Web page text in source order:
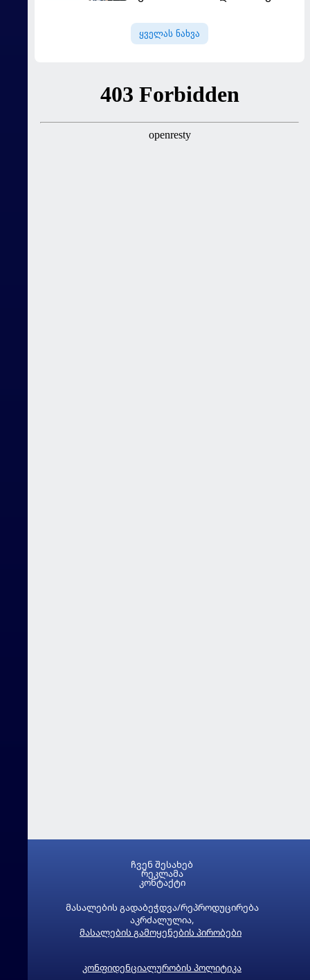
ყველას ნახვა
მასალების გადაბეჭდვა/რეპროდუცირება
აკრძალულია,
მასალების გამოყენების პირობები
კონფიდენციალურობის პოლიტიკა
ჩვენ შესახებ
რეკლამა
კონტაქტი